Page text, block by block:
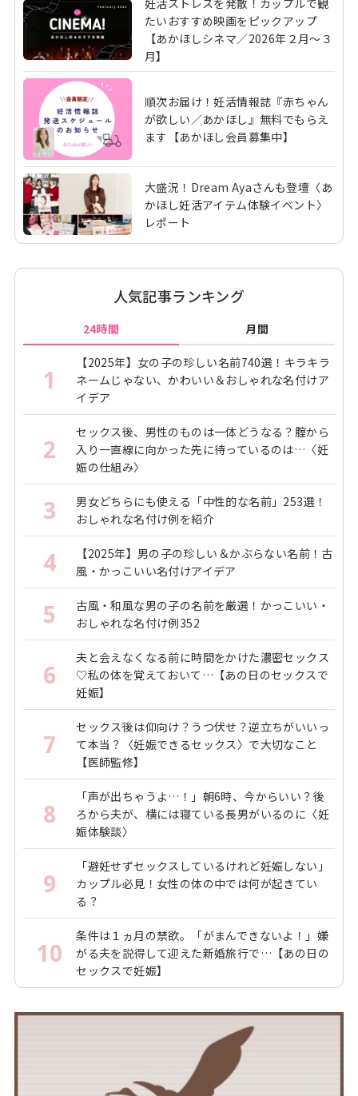
妊活ストレスを発散！カップルで観
たいおすすめ映画をピックアップ
【あかほしシネマ／2026年２月～３
月】
順次お届け！妊活情報誌『赤ちゃん
が欲しい／あかほし』無料でもらえ
ます【あかほし会員募集中】
大盛況！Dream Ayaさんも登壇〈あ
かほし妊活アイテム体験イベント〉
レポート
人気記事ランキング
24時間 月間
1
【2025年】女の子の珍しい名前740選！キラキラ
ネームじゃない、かわいい＆おしゃれな名付けア
イデア
2
セックス後、男性のものは一体どうなる？腟から
入り一直線に向かった先に待っているのは…〈妊
娠の仕組み〉
3
男女どちらにも使える「中性的な名前」253選！
おしゃれな名付け例を紹介
4
【2025年】男の子の珍しい＆かぶらない名前！古
風・かっこいい名付けアイデア
5
古風・和風な男の子の名前を厳選！かっこいい・
おしゃれな名付け例352
6
夫と会えなくなる前に時間をかけた濃密セックス
♡私の体を覚えておいて…【あの日のセックスで
妊娠】
7
セックス後は仰向け？うつ伏せ？逆立ちがいいっ
て本当？〈妊娠できるセックス〉で大切なこと
【医師監修】
8
「声が出ちゃうよ…！」朝6時、今からいい？後
ろから夫が、横には寝ている長男がいるのに〈妊
娠体験談〉
9
「避妊せずセックスしているけれど妊娠しない」
カップル必見！女性の体の中では何が起きてい
る？
10
条件は１ヵ月の禁欲。「がまんできないよ！」嫌
がる夫を説得して迎えた新婚旅行で…【あの日の
セックスで妊娠】